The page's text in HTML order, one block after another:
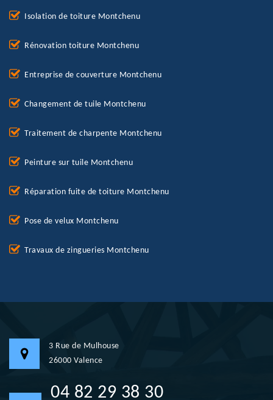
Isolation de toiture Montchenu
Rénovation toiture Montchenu
Entreprise de couverture Montchenu
Changement de tuile Montchenu
Traitement de charpente Montchenu
Peinture sur tuile Montchenu
Réparation fuite de toiture Montchenu
Pose de velux Montchenu
Travaux de zingueries Montchenu
3 Rue de Mulhouse
26000 Valence
04 82 29 38 30